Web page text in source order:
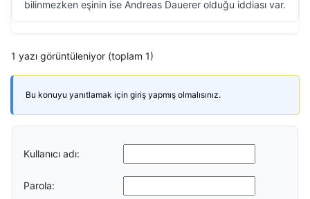
bilinmezken eşinin ise Andreas Dauerer olduğu iddiası var.
1 yazı görüntüleniyor (toplam 1)
Bu konuyu yanıtlamak için giriş yapmış olmalısınız.
Kullanıcı adı:
Parola: